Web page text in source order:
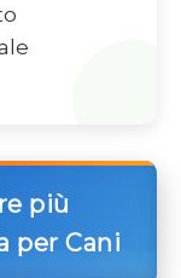
più
per Cani